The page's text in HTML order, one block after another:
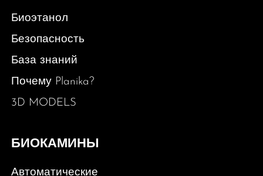
Биоэтанол
Безопасность
База знаний
Почему Planika?
3D MODELS
БИОКАМИНЫ
Автоматические